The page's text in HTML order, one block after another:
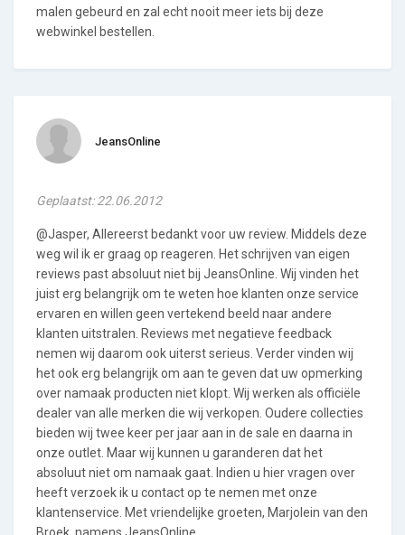
malen gebeurd en zal echt nooit meer iets bij deze
webwinkel bestellen.
JeansOnline
Geplaatst: 22.06.2012
@Jasper, Allereerst bedankt voor uw review. Middels deze
weg wil ik er graag op reageren. Het schrijven van eigen
reviews past absoluut niet bij JeansOnline. Wij vinden het
juist erg belangrijk om te weten hoe klanten onze service
ervaren en willen geen vertekend beeld naar andere
klanten uitstralen. Reviews met negatieve feedback
nemen wij daarom ook uiterst serieus. Verder vinden wij
het ook erg belangrijk om aan te geven dat uw opmerking
over namaak producten niet klopt. Wij werken als officiële
dealer van alle merken die wij verkopen. Oudere collecties
bieden wij twee keer per jaar aan in de sale en daarna in
onze outlet. Maar wij kunnen u garanderen dat het
absoluut niet om namaak gaat. Indien u hier vragen over
heeft verzoek ik u contact op te nemen met onze
klantenservice. Met vriendelijke groeten, Marjolein van den